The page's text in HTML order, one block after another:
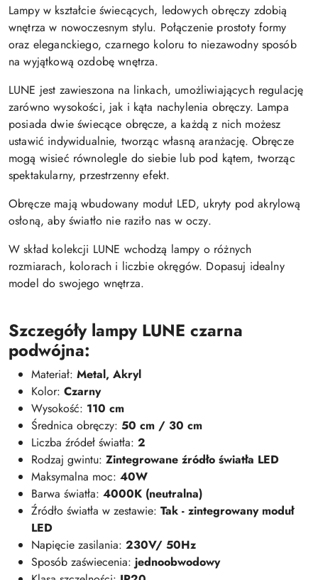
Lampy w kształcie świecących, ledowych obręczy zdobią
wnętrza w nowoczesnym stylu. Połączenie prostoty formy
oraz eleganckiego, czarnego koloru to niezawodny sposób
na wyjątkową ozdobę wnętrza.
LUNE jest zawieszona na linkach, umożliwiających regulację
zarówno wysokości, jak i kąta nachylenia obręczy. Lampa
posiada dwie świecące obręcze, a każdą z nich możesz
ustawić indywidualnie, tworząc własną aranżację. Obręcze
mogą wisieć równolegle do siebie lub pod kątem, tworząc
spektakularny, przestrzenny efekt.
Obręcze mają wbudowany moduł LED, ukryty pod akrylową
osłoną, aby światło nie raziło nas w oczy.
W skład kolekcji LUNE wchodzą lampy o różnych
rozmiarach, kolorach i liczbie okręgów. Dopasuj idealny
model do swojego wnętrza.
Szczegóły lampy LUNE czarna
podwójna:
Materiał: Metal, Akryl
Kolor: Czarny
Wysokość: 110 cm
Średnica obręczy: 50 cm / 30 cm
Liczba źródeł światła: 2
Rodzaj gwintu: Zintegrowane źródło światła LED
Maksymalna moc: 40W
Barwa światła: 4000K (neutralna)
Źródło światła w zestawie: Tak - zintegrowany moduł
LED
Napięcie zasilania: 230V/ 50Hz
Sposób zaświecenia: jednoobwodowy